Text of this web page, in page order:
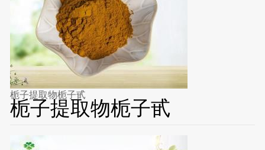
栀子提取物栀子甙
栀子提取物栀子甙